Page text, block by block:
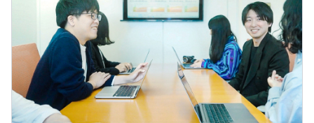
力し、知識や経験を共有しながら、常により良い解決策を
目指しています。自由な発言を奨励し、お互いをサポート
し合いながら進めています。
・継続的改善: アジャイルとスクラムのプロセスを通じ
て、毎スプリントごとに振り返りを行い、改善点を洗い出
し、次のスプリントに反映させています。
・イノベーションを重視: 新しいアイデアや技術を積極的
■基本給：30.4万～44.4万円
■固定残業代：9.5万円～13.9万円（40時間分）
※超過分は別途支給
※ 40時間残業をしなくても、40時間分の見込残業代を
支給